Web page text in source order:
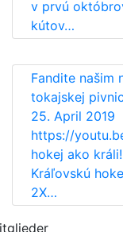
v prvú
kútov…
Fandite našim
tokajskej
25. April 2019
https://
hokej ako
Kráľovskú
2X…